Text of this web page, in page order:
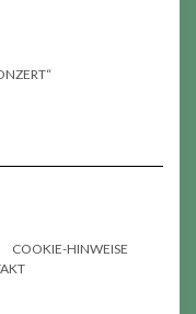
COOKIE-HINWEISE